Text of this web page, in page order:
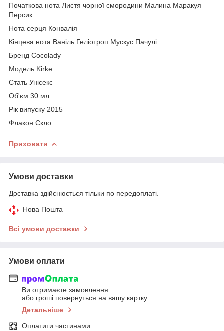
Початкова нота Листя чорної смородини Малина Маракуя
Персик
Нота серця Конвалія
Кінцева нота Ваніль Геліотроп Мускус Пачулі
Бренд Cocolady
Модель Kirke
Стать Унісекс
Об'єм 30 мл
Рік випуску 2015
Флакон Скло
Приховати
Умови доставки
Доставка здійснюється тільки по передоплаті.
Нова Пошта
Всі умови доставки
Умови оплати
Ви отримаєте замовлення
або гроші повернуться на вашу картку
Детальніше
Оплатити частинами